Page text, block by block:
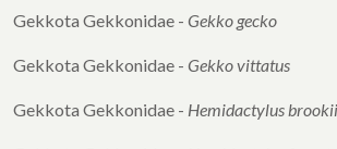
Gekkota Gekkonidae - Gekko gecko
Gekkota Gekkonidae - Gekko vittatus
Gekkota Gekkonidae - Hemidactylus brookii